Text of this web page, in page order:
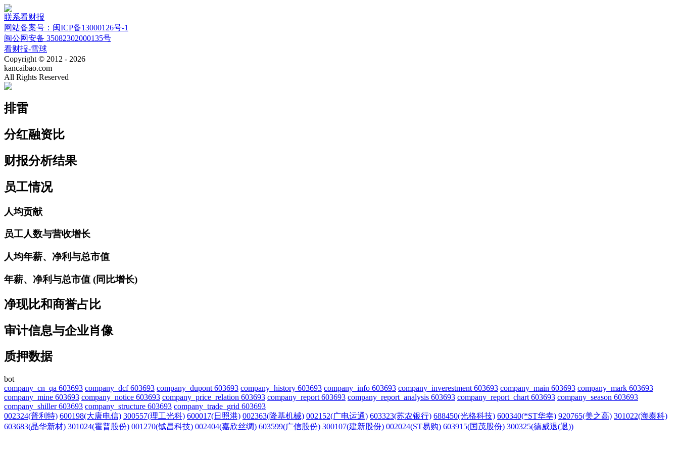
联系看财报
网站备案号：闽ICP备13000126号-1
闽公网安备 35082302000135号
看财报-雪球
Copyright © 2012 - 2026
kancaibao.com
All Rights Reserved
排雷
分红融资比
财报分析结果
员工情况
人均贡献
员工人数与营收增长
人均年薪、净利与总市值
年薪、净利与总市值 (同比增长)
净现比和商誉占比
审计信息与企业肖像
质押数据
bot
company_cn_qa 603693 company_dcf 603693 company_dupont 603693 company_history 603693 company_info 603693 company_inverestment 603693 company_main 603693 company_mark 603693
company_mine 603693 company_notice 603693 company_price_relation 603693 company_report 603693 company_report_analysis 603693 company_report_chart 603693 company_season 603693
company_shiller 603693 company_structure 603693 company_trade_grid 603693
002324(普利特) 600198(大唐电信) 300557(理工光科) 600017(日照港) 002363(隆基机械) 002152(广电运通) 603323(苏农银行) 688450(光格科技) 600340(*ST华幸) 920765(美之高) 301022(海泰科)
603683(晶华新材) 301024(霍普股份) 001270(铖昌科技) 002404(嘉欣丝绸) 603599(广信股份) 300107(建新股份) 002024(ST易购) 603915(国茂股份) 300325(德威退(退))